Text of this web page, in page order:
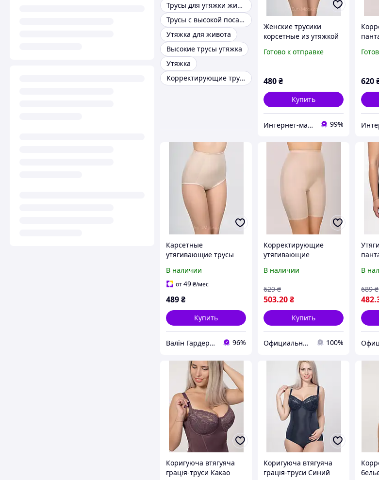
Трусы для утяжки живота
Трусы с высокой посадкой
Утяжка для живота
Высокие трусы утяжка
Утяжка
Корректирующие трусы
Женские трусики
корсетные из утяжкой
Готово к отправке
480₴
Купить
Интернет-магазин Грация 99%
ТМ
620
Карсетные
утягивающие трусы
линией талии.
В наличии
от49₴/мес
489₴
Купить
Валін Гардероб 96%
Корректирующие
утягивающие
В наличии
503.20₴
629 ₴
Купить
Официальный интернет магазин Сосницкой фабрики нижнего белья "ELITA" 100%
В
482
689 ₴
Коригуюча втягуяча
грація-труси Какао
Коригуюча втягуяча
грація-труси Синий